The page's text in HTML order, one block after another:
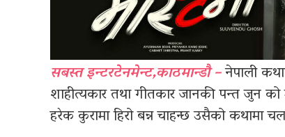
सबस्त इन्टरटेनमेन्ट,काठमान्डौ –नेपाली
शाहीत्यकार तथा गीतकार जानकी पन्त जुन को
हरेक कुरामा हिरो बन्न चाहन्छ उसैको कथामा